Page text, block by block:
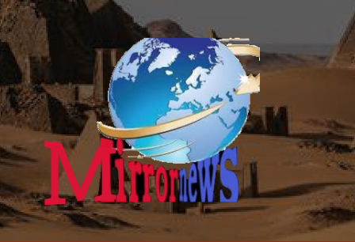
تخطي
إلى
المحتوى